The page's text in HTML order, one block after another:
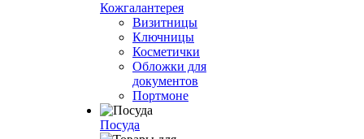
Кожгалантерея
Визитницы
Ключницы
Косметички
Обложки для
документов
Портмоне
Посуда